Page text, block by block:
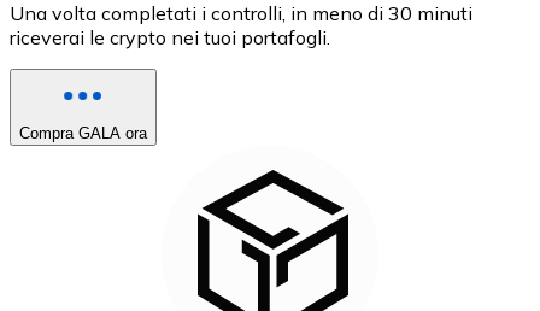
Una volta completati i controlli, in meno di 30 minuti
riceverai le crypto nei tuoi portafogli.
Compra GALA ora